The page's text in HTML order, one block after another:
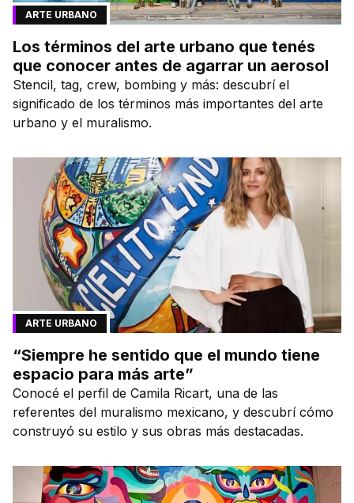
ARTE URBANO
Los términos del arte urbano que tenés
que conocer antes de agarrar un aerosol
Stencil, tag, crew, bombing y más: descubrí el
significado de los términos más importantes del arte
urbano y el muralismo.
ARTE URBANO
“Siempre he sentido que el mundo tiene
espacio para más arte”
Conocé el perfil de Camila Ricart, una de las
referentes del muralismo mexicano, y descubrí cómo
construyó su estilo y sus obras más destacadas.